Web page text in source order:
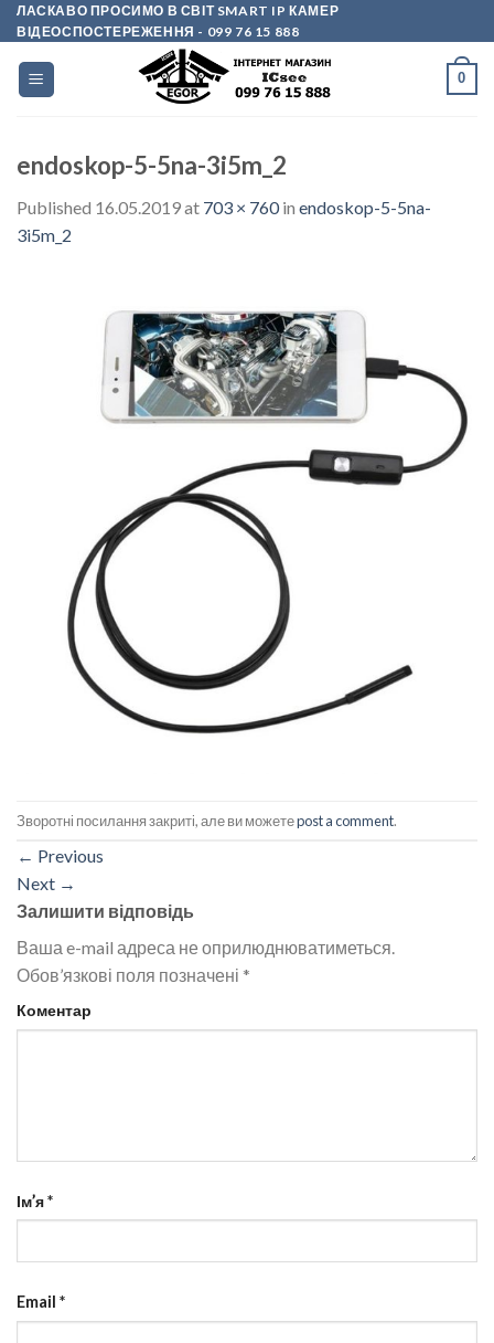
Skip
to
content
ЛАСКАВО ПРОСИМО В СВІТ SMART IP КАМЕР
ВІДЕОСПОСТЕРЕЖЕННЯ - 099 76 15 888
0
endoskop-5-5na-3i5m_2
Published 16.05.2019at 703 × 760in endoskop-5-5na-
3i5m_2
Зворотні посилання закриті, але ви можетеpost a comment.
← Previous
Next →
Залишити відповідь
Ваша e-mail адреса не оприлюднюватиметься.
Обов’язкові поля позначені *
Коментар
Ім’я*
Email *